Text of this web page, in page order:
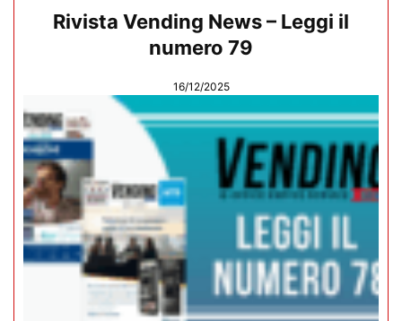
Rivista Vending News – Leggi il
numero 79
16/12/2025